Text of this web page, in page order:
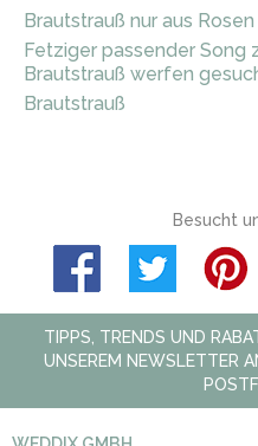
Brautstrauß nur aus Rosen
Fetziger passender Song
Brautstrauß werfen
Brautstrauß
Besucht
TIPPS, TRENDS UND
UNSEREM NEWSLETTER